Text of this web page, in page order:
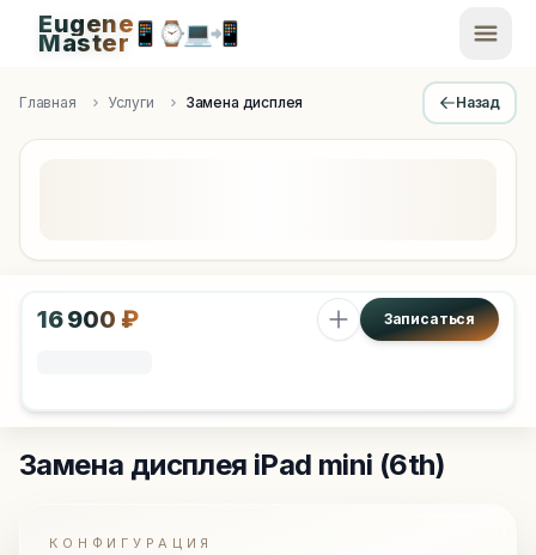
Apple Diagnostics & Engineering Authority in Saint
Eugene
Master📱 ⌚💻📲
Главная Услуги Замена дисплея Назад
16 900 ₽ Записаться
Замена дисплея iPad mini (6th)
КОНФИГУРАЦИЯ